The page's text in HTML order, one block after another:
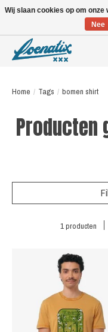
Home / Tags / bomen shirt
Producten
1 producten
Wij slaan cookies op om
Nee